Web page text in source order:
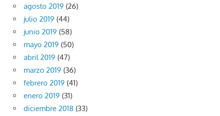
agosto 2019 (26)
julio 2019 (44)
junio 2019 (58)
mayo 2019 (50)
abril 2019 (47)
marzo 2019 (36)
febrero 2019 (41)
enero 2019 (31)
diciembre 2018 (33)